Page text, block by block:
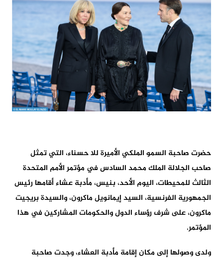
حضرت صاحبة السمو الملكي الأميرة للا حسناء، التي تمثل
صاحب الجلالة الملك محمد السادس في مؤتمر الأمم المتحدة
الثالث للمحيطات، اليوم الأحد، بنيس، مأدبة عشاء أقامها رئيس
الجمهورية الفرنسية، السيد إيمانويل ماكرون، والسيدة بريجيت
ماكرون، على شرف رؤساء الدول والحكومات المشاركين في هذا
المؤتمر.
ولدى وصولها إلى مكان إقامة مأدبة العشاء، وجدت صاحبة